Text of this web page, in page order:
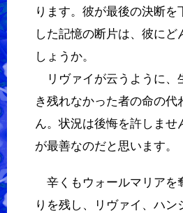
ります。彼が最後の決断を
した記憶の断片は、彼にど
しょうか。
リヴァイが云うように、
き残れなかった者の命の代
ん。状況は後悔を許しませ
が最善なのだと思います。
辛くもウォールマリアを
りを残し、リヴァイ、ハン